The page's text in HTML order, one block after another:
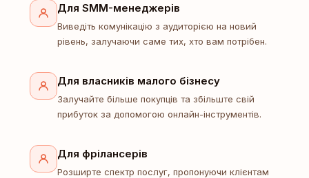
Для SMM-менеджерів
Виведіть комунікацію з аудиторією на новий
рівень, залучаючи саме тих, хто вам потрібен.
Для власників малого бізнесу
Залучайте більше покупців та збільште свій
прибуток за допомогою онлайн-інструментів.
Для фрілансерів
Розширте спектр послуг, пропонуючи клієнтам